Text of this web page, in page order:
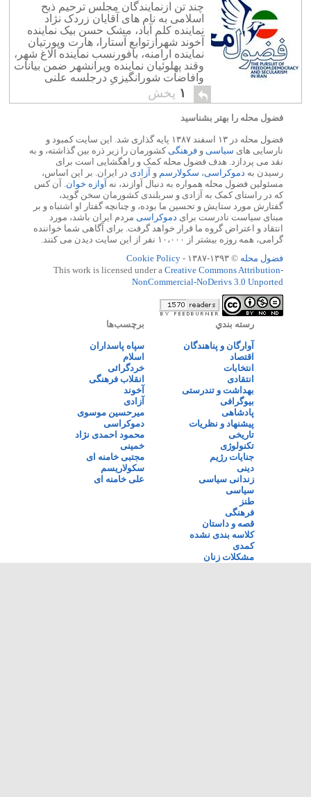
چند تن ازنمایندگان مجلس ترحیم ذبح
اسلامی به نام های آقایان زردک نژاد
نماینده کلم آباد، مشک حسن بیک نماینده
آخوند شهرازتوابع آستارا، هارت وپورتیان
نماینده ارامنه، بافورنسب نماینده الاغ شهر،
وقند پهلوئیان نماینده ویرانشهر ضمن بیانات
وافاضات شورانگیزی درجلسه علنی
دیروز، ازسوی نمایندگان در حال چرت
،غایب درجلسه ویا درحال قضای حاجت
ازآقای کمبوزبامبولی […]
۱ پخش
فضول محله را بهتر بشناسید
فضول محله در ۱۳ اسفند ۱۳۸۷ پایه گذاری شد. این سایت کمبود و
نارسایی های سیاسی و فرهنگیکشورمان را زیر ذره بین گذاشته، و به
نقد می پردازد. هدف فضول محله کمک و راهگشایی است برای
رسیدن به دموکراسی، سکولارسم و آزادی در ایران. بر این اساس،
مسئولین فضول محله همواره به دنبال آوازند، نه آوازه خوان. آن کس
که در راستای کمک به آزادی و سربلندی کشورمان سخن گوید،
گفتارش مورد ستایش و تحسین ما بوده، و چنانچه گفتار او اشتباه و بر
مبنای سیاست نادرست برای دموکراسی مردم ایران باشد، مورد
انتقاد و اعتراض گروه ما قرار خواهد گرفت. برای آگاهی شما خواننده
گرامی، همه روزه بیشتر از ۱۰،۰۰۰ نفر از این سایت دیدن می کنند.
فضول محله © ۱۳۹۳-۱۳۸۷ -
Cookie Policy
This work is licensed under a Creative Commons Attribution-
NonCommercial-NoDerivs 3.0 Unported
رسته بندي
آوارگان و پناهندگان
اقتصاد
انتخابات
انتقادی
بهداشت و تندرستی
بیوگرافی
پادشاهی
پیشنهاد و نظریات
تاریخی
تکنولوژی
جنایات رژیم
دینی
زندانی سیاسی
سیاسی
طنز
فرهنگی
قصه و داستان
کلاسه بندی نشده
کمدی
مشکلات زنان
برچسب‌ها
سپاه پاسداران
اسلام
خردگرائی
انقلاب فرهنگی
آخوند
آزادی
میرحسین موسوی
دموکراسی
محمود احمدی نژاد
خمینی
مجتبی خامنه ای
سکولاریسم
علی خامنه ای